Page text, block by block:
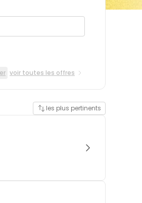
voir toutes les offres
les plus pertinents